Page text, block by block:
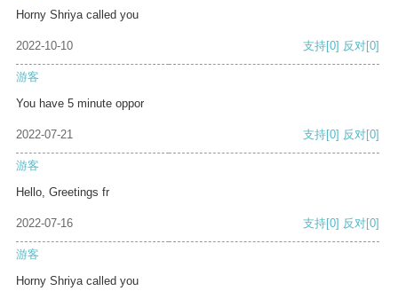
Horny Shriya called you
2022-10-10 支持[0] 反对[0]
游客
You have 5 minute oppor
2022-07-21 支持[0] 反对[0]
游客
Hello, Greetings fr
2022-07-16 支持[0] 反对[0]
游客
Horny Shriya called you